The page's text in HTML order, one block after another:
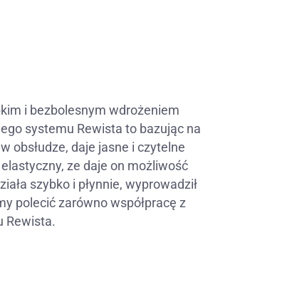
i bezbolesnym wdrożeniem
systemu Rewista to bazując na
obsłudze, daje jasne i czytelne
ze daje on możliwość
szybko i płynnie, wyprowadził
polecić zarówno współpracę z
Rewista.